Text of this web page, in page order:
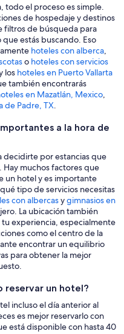
todo el proceso es simple.
de hospedaje y destinos
filtros de búsqueda para
estás buscando. Eso
hoteles con alberca,
o hoteles con servicios
los hoteles en Puerto Vallarta
también encontrarás
en Mazatlán, Mexico,
de Padre, TX.
a la hora de
decidirte por estancias que
Hay muchos factores que
un hotel y es importante
tipo de servicios necesitas
con albercasygimnasios en
La ubicación también
experiencia, especialmente
como el centro de la
encontrar un equilibrio
para obtener la mejor
reservar un hotel?
incluso el día anterior al
es mejor reservarlo con
está disponible con hasta 40